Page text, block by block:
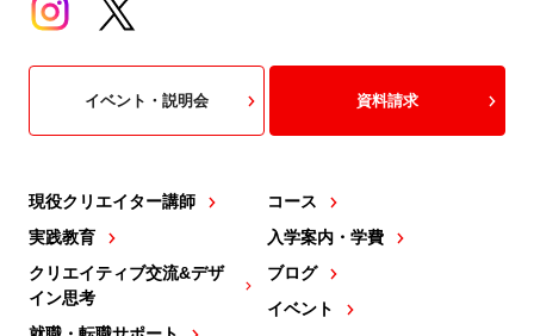
現役クリエイター講師
実践教育
クリエイティブ交流&デザ
イン思考
コース
入学案内・学費
ブログ
イベント
イベント・説明会 資料請求